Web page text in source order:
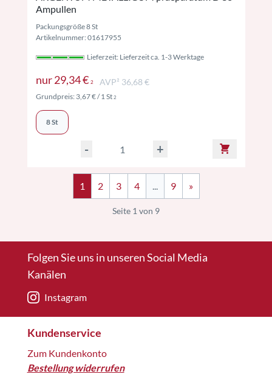
Ampullen
Packungsgröße 8 St
Artikelnummer: 01617955
Lieferzeit: Lieferzeit ca. 1-3 Werktage
nur29,34 € 2Preise inkl. MwSt. ggf. zzgl. Versand
AVP² 36,68 €
Grundpreis: 3,67 €/ 1 St 2Preise inkl. MwSt. ggf. zzgl. Versand
8 St
- +
1 2 3 4 ... 9 »
Seite 1 von 9
Folgen Sie uns in unseren Social Media
Kanälen
Instagram
Kundenservice
Zum Kundenkonto
Bestellung widerrufen